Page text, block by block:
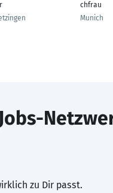
chfrau
Munich
zu Dir passt.